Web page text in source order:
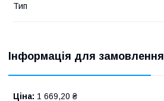
Тип
Інформація для замовлення
Ціна: 1 669,20 ₴